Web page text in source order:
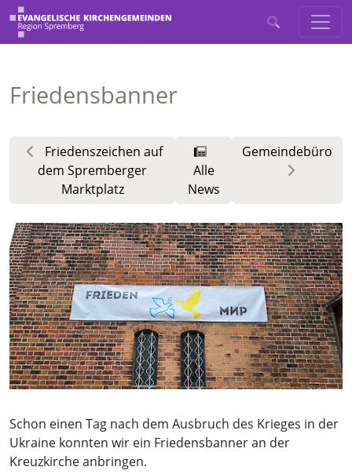
Friedensbanner
Friedenszeichen auf
dem Spremberger
Marktplatz
Alle
News
Gemeindebüro
Schon einen Tag nach dem Ausbruch des Krieges in der
Ukraine konnten wir ein Friedensbanner an der
Kreuzkirche anbringen.